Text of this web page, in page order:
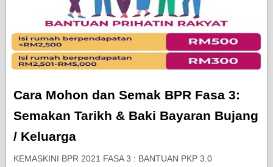
Cara Mohon dan Semak BPR Fasa 3:
Semakan Tarikh & Baki Bayaran Bujang
/ Keluarga
KEMASKINI BPR 2021 FASA 3 : BANTUAN PKP 3.0